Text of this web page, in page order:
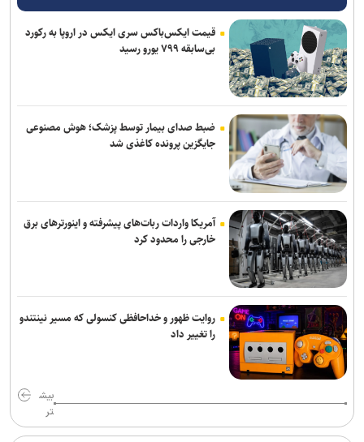
انفجار در سوریه/ پهپادها در آسمان لاذقیه رویت شدند
شبکه اول روسیه: اربعین یکی از بزرگ‌ترین راهپیمایی‌های جهان است
هدف قرار گرفتن اتاق‌ فرماندهی مزدوران عربستان در یمن
رایزنی عراقچی و همتای موریتانی خود درباره تحولات منطقه
قیمت ایکس‌باکس سری ایکس در اروپا به رکورد
بی‌سابقه ۷۹۹ یورو رسید
ضبط صدای بیمار توسط پزشک؛ هوش مصنوعی
جایگزین پرونده کاغذی شد
آمریکا واردات ربات‌های پیشرفته و اینورترهای برق
خارجی را محدود کرد
روایت ظهور و خداحافظی کنسولی که مسیر نینتندو
را تغییر داد
بیش
تر